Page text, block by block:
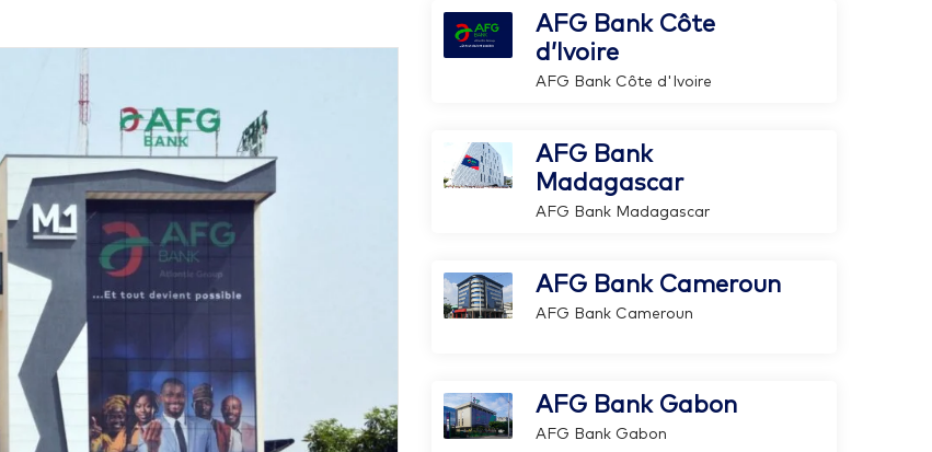
AFG Bank Côte
d’Ivoire
AFG Bank Côte d'Ivoire
AFG Bank
Madagascar
AFG Bank Madagascar
AFG Bank Cameroun
AFG Bank Cameroun
AFG Bank Gabon
AFG Bank Gabon